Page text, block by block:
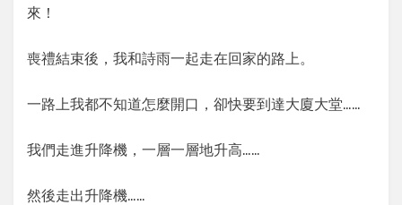
來！
喪禮結束後，我和詩雨一起走在回家的路上。
一路上我都不知道怎麼開口，卻快要到達大廈大堂……
我們走進升降機，一層一層地升高……
然後走出升降機……